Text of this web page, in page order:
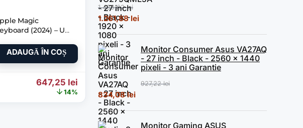
51,21 lei.
este: 42,67 lei.
Magic
(2024) – Us
ADAUGĂ ÎN COȘ
Prețul inițial a fost: 755,05 lei.
647,25 leiPrețul curent este: 647,25 lei.
14%
1.489,62lei
Prețul inițial a fost: 1.489,62 lei.
1.261,88leiPrețul curent este: 1.261,88 lei.
Monitor Consumer Asus VA27AQ
- 27 inch - Black - 2560 x 1440
pixeli - 3 ani Garantie
927,22lei
Prețul inițial a fost: 927,22 lei.
834,08leiPrețul curent este: 834,08 lei.
Monitor Gaming ASUS